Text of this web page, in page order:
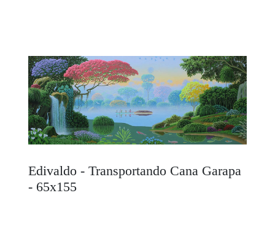
Edivaldo - Transportando Cana Garapa
- 65x155